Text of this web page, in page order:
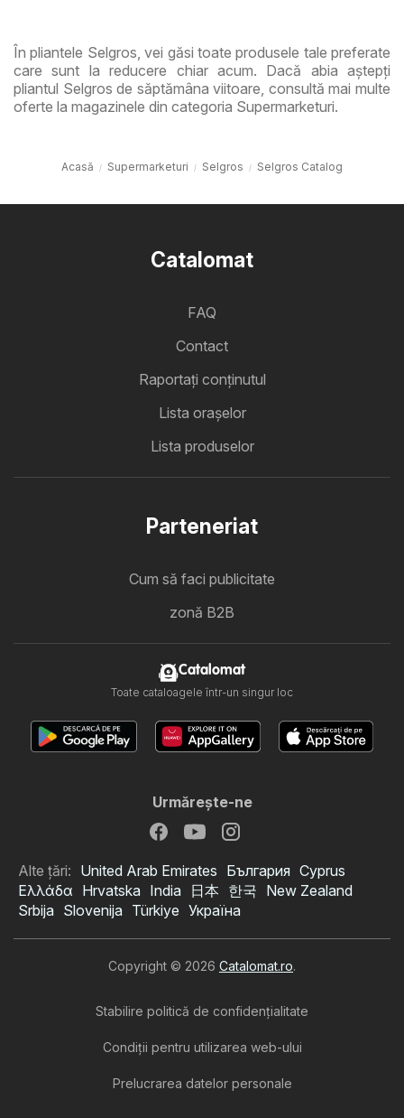
Catalog Selgros
În pliantele Selgros, vei găsi toate produsele tale preferate
care sunt la reducere chiar acum. Dacă abia aștepți
pliantul Selgros de săptămâna viitoare, consultă mai multe
oferte la magazinele din categoria Supermarketuri.
Acasă Supermarketuri Selgros Selgros Catalog
Catalomat
FAQ
Contact
Raportați conținutul
Lista oraşelor
Lista produselor
Parteneriat
Cum să faci publicitate
zonă B2B
Catalomat
Toate cataloagele într-un singur loc
Urmăreşte-ne
Alte țări: United Arab Emirates България Cyprus
Ελλάδα Hrvatska India 日本 한국 New Zealand
Srbija Slovenija Türkiye Україна
Copyright © 2026 Catalomat.ro.
Stabilire politică de confidenţialitate
Condiţii pentru utilizarea web-ului
Prelucrarea datelor personale